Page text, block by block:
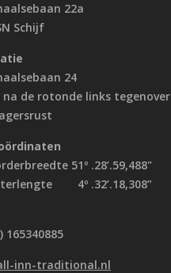
22a
Schijf
24
na de rotonde links tegenover
51º .28’.59,488"
4º .32’.18,308”
165340885
inn-traditional.nl